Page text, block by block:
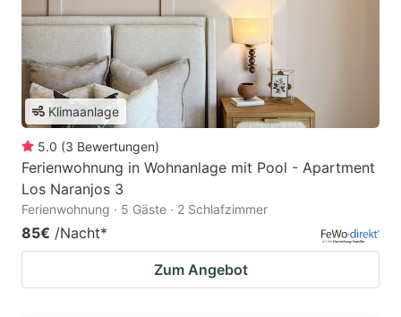
Klimaanlage
5.0 (3 Bewertungen)
Ferienwohnung in Wohnanlage mit Pool - Apartment
Los Naranjos 3
Ferienwohnung · 5 Gäste · 2 Schlafzimmer
85€ /Nacht*
Zum Angebot